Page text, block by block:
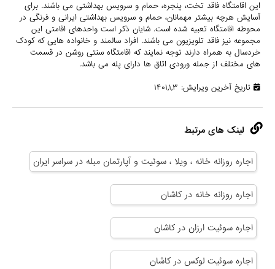
این اقامتگاه فاقد تخت، پنجره، حمام و سرویس بهداشتی می باشند. برای
آسایش هرچه بیشتر مهمانان، حمام و سرویس بهداشتی ایرانی و فرنگی در
محوطه اقامتگاه تعبیه شده است. شایان ذکر است واحدهای اقامتی این
مجموعه نیز فاقد تلویزیون می باشند. افراد سالمند و خانواده هایی که کودک
خردسال به همراه دارند توجه نمایند که اقامتگاه سنتی روشن در قسمت
های مختلف از جمله ورودی اتاق ها دارای پله می باشد.
تاریخ آخرین ویرایش: ۱۴۰۱,۱,۳
لینک های مرتبط
اجاره روزانه خانه ، ویلا ، سوئیت و آپارتمان مبله در سراسر ایران
اجاره روزانه خانه در کاشان
اجاره سوئیت ارزان در کاشان
اجاره سوئیت لوکس در کاشان